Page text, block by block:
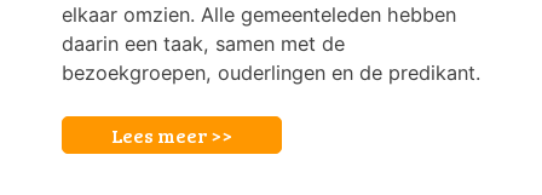
elkaar omzien. Alle gemeenteleden hebben
daarin een taak, samen met de
bezoekgroepen, ouderlingen en de predikant.
Lees meer >>